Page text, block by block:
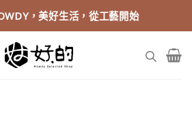
，美好生活，從工藝開始